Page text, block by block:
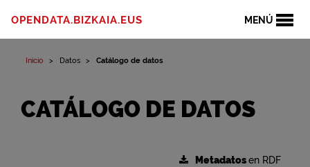
MENÚ
OPENDATA.BIZKAIA.EUS
Inicio Datos Catálogo de datos
CATÁLOGO DE DATOS
Metadatosen RDF